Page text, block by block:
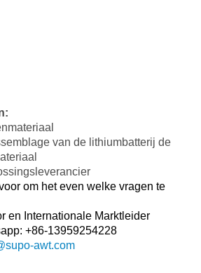
van de lithiumbatterij de
om het even welke vragen te
en Internationale Marktleider
+86-13959254228
awt.com